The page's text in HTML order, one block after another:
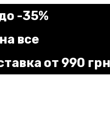
-35%
все
от 990 грн